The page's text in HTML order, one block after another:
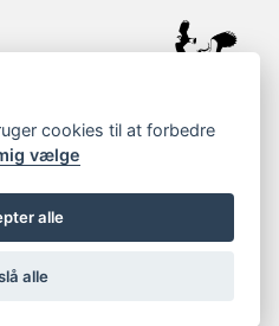
cookies til at forbedre
vælge
alle
alle